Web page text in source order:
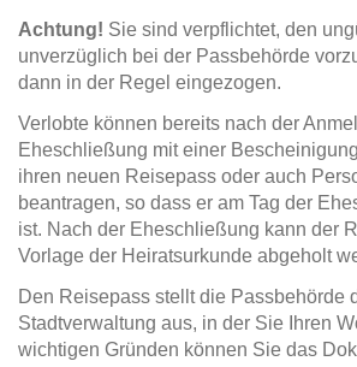
Achtung! Sie sind verpflichtet, den
unverzüglich bei der Passbehörde
dann in der Regel eingezogen.
Verlobte können bereits nach der
Eheschließung mit einer
ihren neuen Reisepass oder auch
beantragen, so dass er am Tag der
ist. Nach der Eheschließung kann der
Vorlage der Heiratsurkunde abgeholt
Den Reisepass stellt die Passbehörde
Stadtverwaltung aus, in der Sie Ihren
wichtigen Gründen können Sie das